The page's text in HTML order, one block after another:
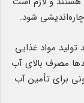
شود.
همچنین با بیان اینکه ۱۹۵ واحد تولید مواد غذایی
مصرف بالای آب
برای تأمین آب